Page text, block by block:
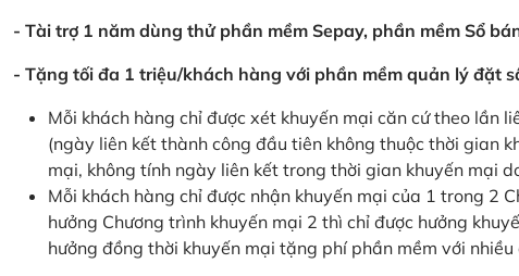
- Tài trợ 1 năm dùng thử phần mềm Sepay, phần mềm Sổ
- Tặng tối đa 1 triệu/khách hàng với phần mềm quản lý đặt
Mỗi khách hàng chỉ được xét khuyến mại căn cứ theo lần
(ngày liên kết thành công đầu tiên không thuộc thời gian
mại, không tính ngày liên kết trong thời gian khuyến mại
Mỗi khách hàng chỉ được nhận khuyến mại của 1 trong 2
hưởng Chương trình khuyến mại 2 thì chỉ được hưởng
hưởng đồng thời khuyến mại tặng phí phần mềm với nhiều